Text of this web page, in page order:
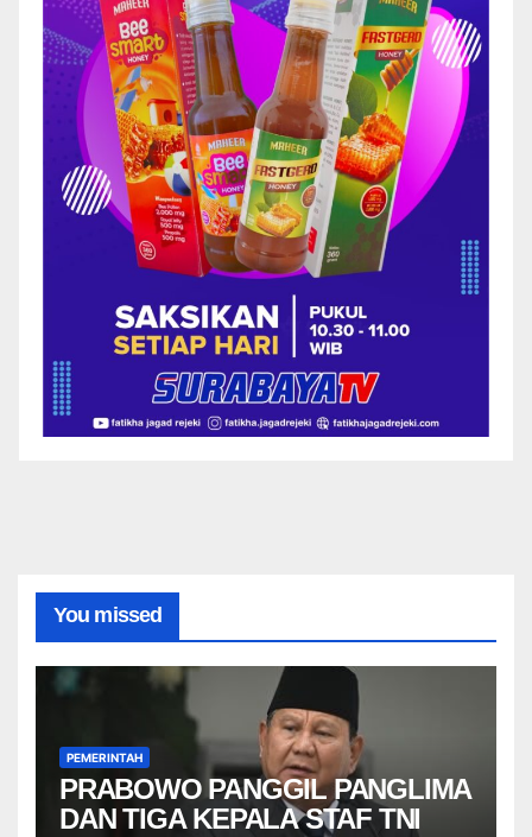
You missed
PEMERINTAH
PRABOWO PANGGIL PANGLIMA
DAN TIGA KEPALA STAF TNI